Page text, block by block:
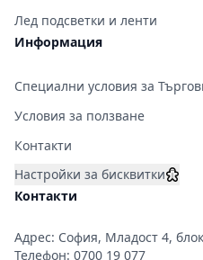
Лед подсветки и ленти
Информация
Специални условия за
Условия за ползване
Контакти
Настройки за бисквитки
Контакти
Адрес: София, Младост 4,
Телефон: 0700 19 077